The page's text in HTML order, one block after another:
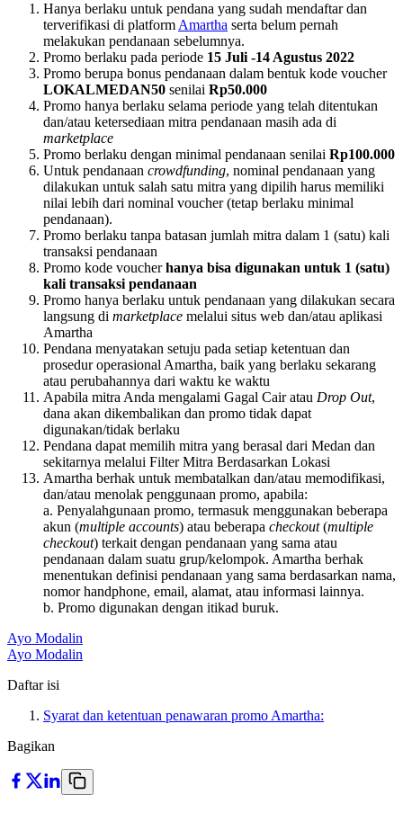
Hanya berlaku untuk pendana yang sudah mendaftar dan
terverifikasi di platform Amartha serta belum pernah
melakukan pendanaan sebelumnya.
Promo berlaku pada periode 15 Juli -14 Agustus 2022
Promo berupa bonus pendanaan dalam bentuk kode voucher
LOKALMEDAN50 senilai Rp50.000
Promo hanya berlaku selama periode yang telah ditentukan
dan/atau ketersediaan mitra pendanaan masih ada di
marketplace
Promo berlaku dengan minimal pendanaan senilai Rp100.000
Untuk pendanaan crowdfunding, nominal pendanaan yang
dilakukan untuk salah satu mitra yang dipilih harus memiliki
nilai lebih dari nominal voucher (tetap berlaku minimal
pendanaan).
Promo berlaku tanpa batasan jumlah mitra dalam 1 (satu) kali
transaksi pendanaan
Promo kode voucherhanya bisa digunakan untuk 1 (satu)
kali transaksi pendanaan
Promo hanya berlaku untuk pendanaan yang dilakukan secara
langsung di marketplace melalui situs web dan/atau aplikasi
Amartha
Pendana menyatakan setuju pada setiap ketentuan dan
prosedur operasional Amartha, baik yang berlaku sekarang
atau perubahannya dari waktu ke waktu
Apabila mitra Anda mengalami Gagal Cair atau Drop Out,
dana akan dikembalikan dan promo tidak dapat
digunakan/tidak berlaku
Pendana dapat memilih mitra yang berasal dari Medan dan
sekitarnya melalui Filter Mitra Berdasarkan Lokasi
Amartha berhak untuk membatalkan dan/atau memodifikasi,
dan/atau menolak penggunaan promo, apabila:
a. Penyalahgunaan promo, termasuk menggunakan beberapa
akun (multiple accounts) atau beberapa checkout(multiple
checkout) terkait dengan pendanaan yang sama atau
pendanaan dalam suatu grup/kelompok. Amartha berhak
menentukan definisi pendanaan yang sama berdasarkan nama,
nomor handphone, email, alamat, atau informasi lainnya.
b. Promo digunakan dengan itikad buruk.
Ayo Modalin
Ayo Modalin
Daftar isi
Syarat dan ketentuan penawaran promo Amartha:
Bagikan